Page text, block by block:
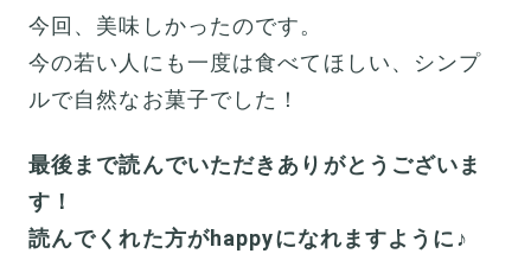
今回、美味しかったのです。
今の若い人にも一度は食べてほしい、シンプ
ルで自然なお菓子でした！
最後まで読んでいただきありがとうございま
す！
読んでくれた方がhappyになれますように♪